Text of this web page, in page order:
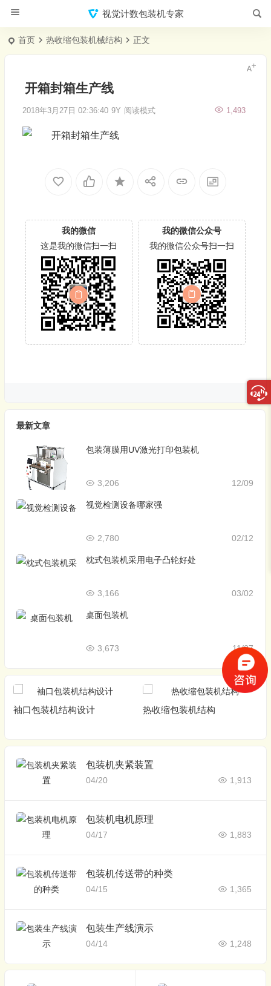
视觉计数包装机专家
首页 热收缩包装机械结构 正文
开箱封箱生产线
2018年3月27日 02:36:40 9Y 1,493
阅读模式
我的微信
这是我的微信扫一扫
我的微信公众号
我的微信公众号扫一扫
最新文章
包装薄膜用UV激光打印包装机
12/09
3,206
视觉检测设备哪家强
02/12
2,780
枕式包装机采用电子凸轮好处
03/02
3,166
桌面包装机
11/27
3,673
袖口包装机结构设计 热收缩包装机结构
包装机夹紧装置
04/20 1,913
包装机电机原理
04/17 1,883
包装机传送带的种类
04/15 1,365
包装生产线演示
04/14 1,248